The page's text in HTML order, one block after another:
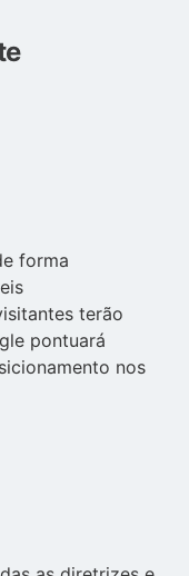
forma
terão
pontuará
nos